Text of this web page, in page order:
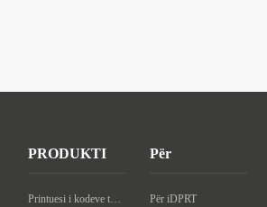
PRODUKTI Për
Për iDPRT